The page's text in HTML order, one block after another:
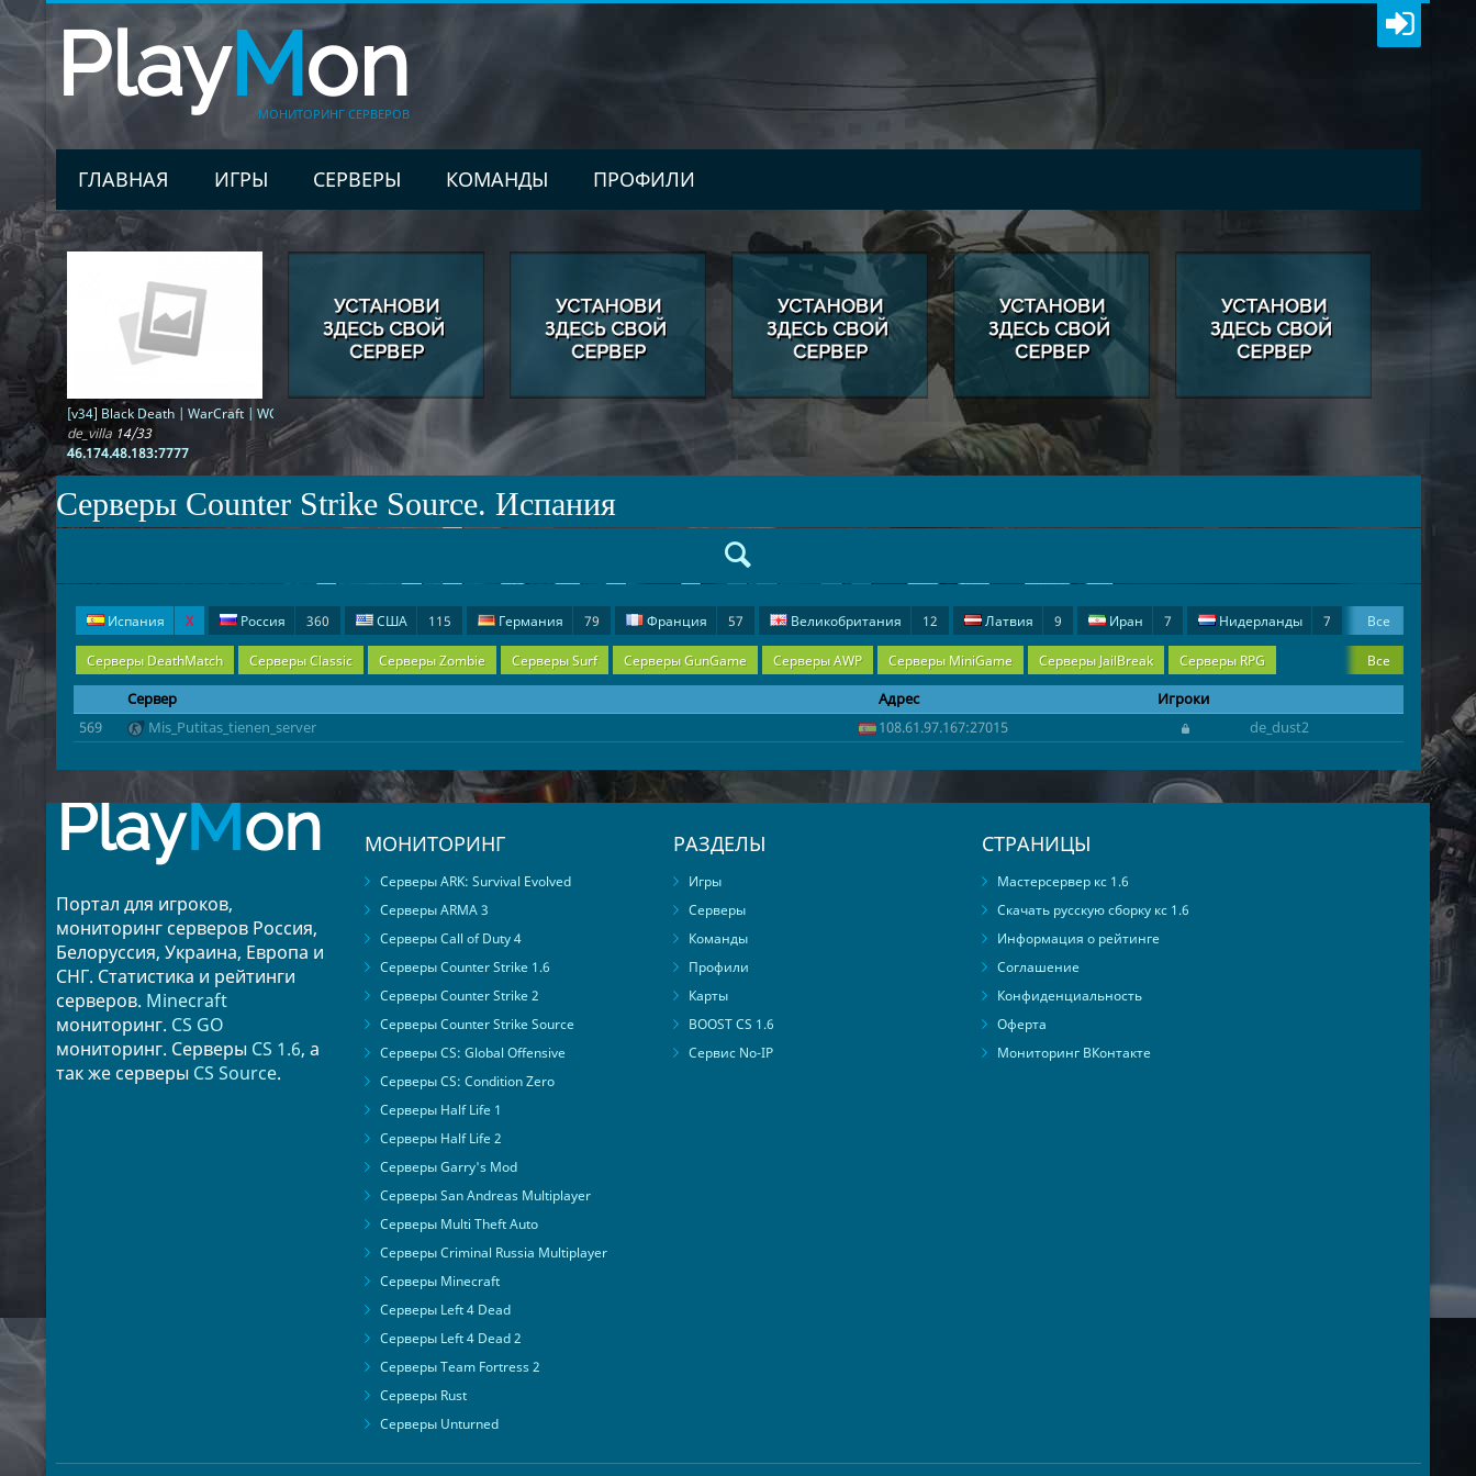
PlayMon
МОНИТОРИНГ СЕРВЕРОВ
ГЛАВНАЯ ИГРЫ СЕРВЕРЫ КОМАНДЫ ПРОФИЛИ
[v34] Black Death | WarCraft | WCS | ОБТ
de_villa 14/33
46.174.48.183:7777
Серверы Counter Strike Source. Испания
Испания X Россия 360 США 115 Германия 79 Франция 57 Великобритания 12 Латвия 9 Иран 7 Нидерланды
7
Польша
6 Канада 6 Швеция 6 Чехия 5 Киргизия 5 Румыния 5 Финляндия 4 Болгария 3 Венгрия 3
2
Беларусь
2 Словакия 1 Украина 1 Греция 1
Все
Серверы DeathMatch Серверы Classic Серверы Zombie Серверы Surf Серверы GunGame Серверы AWP Серверы MiniGame Серверы JailBreak
Серверы RPG
Серверы DeathRun
Все
Сервер Адрес
Игроки
569
Mis_Putitas_tienen_server 108.61.97.167:27015 de_dust2
PlayMon
Портал для игроков,
мониторинг серверов Россия,
Белоруссия, Украина, Европа и
СНГ. Статистика и рейтинги
серверов. Minecraft
мониторинг. CS GO
мониторинг. Серверы CS 1.6, а
так же серверы CS Source.
МОНИТОРИНГ
Серверы ARK: Survival Evolved
Серверы ARMA 3
Серверы Call of Duty 4
Серверы Counter Strike 1.6
Серверы Counter Strike 2
Серверы Counter Strike Source
Серверы CS: Global Offensive
Серверы CS: Condition Zero
Серверы Half Life 1
Серверы Half Life 2
Серверы Garry's Mod
Серверы San Andreas Multiplayer
Серверы Multi Theft Auto
Серверы Criminal Russia Multiplayer
Серверы Minecraft
Серверы Left 4 Dead
Серверы Left 4 Dead 2
Серверы Team Fortress 2
Серверы Rust
Серверы Unturned
РАЗДЕЛЫ
Игры
Серверы
Команды
Профили
Карты
BOOST CS 1.6
Сервис No-IP
СТРАНИЦЫ
Мастерсервер кс 1.6
Скачать русскую сборку кс 1.6
Информация о рейтинге
Соглашение
Конфиденциальность
Оферта
Мониторинг ВКонтакте